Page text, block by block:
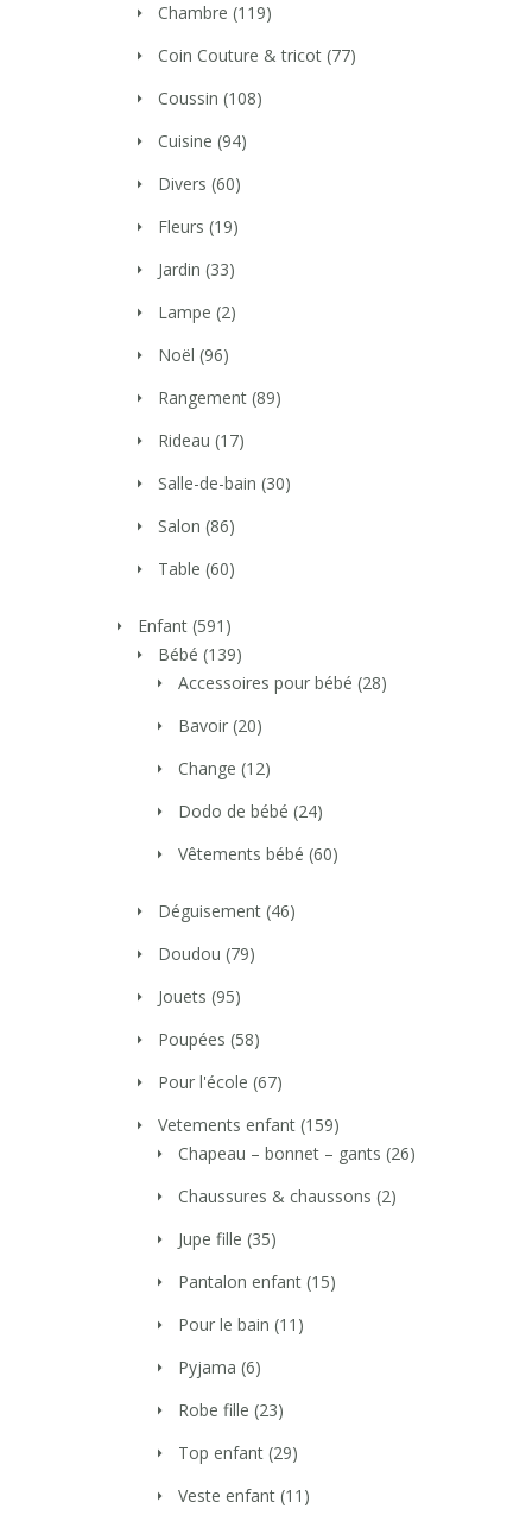
Chambre (119)
Coin Couture & tricot (77)
Coussin (108)
Cuisine (94)
Divers (60)
Fleurs (19)
Jardin (33)
Lampe (2)
Noël (96)
Rangement (89)
Rideau (17)
Salle-de-bain (30)
Salon (86)
Table (60)
Enfant (591)
Bébé (139)
Accessoires pour bébé (28)
Bavoir (20)
Change (12)
Dodo de bébé (24)
Vêtements bébé (60)
Déguisement (46)
Doudou (79)
Jouets (95)
Poupées (58)
Pour l'école (67)
Vetements enfant (159)
Chapeau – bonnet – gants (26)
Chaussures & chaussons (2)
Jupe fille (35)
Pantalon enfant (15)
Pour le bain (11)
Pyjama (6)
Robe fille (23)
Top enfant (29)
Veste enfant (11)